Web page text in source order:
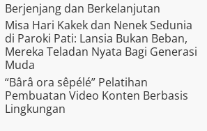
Berjenjang dan Berkelanjutan
Misa Hari Kakek dan Nenek Sedunia
di Paroki Pati: Lansia Bukan Beban,
Mereka Teladan Nyata Bagi Generasi
Muda
“Bârâ ora s­êpélé” Pelatihan
Pembuatan Video Konten Berbasis
Lingkungan